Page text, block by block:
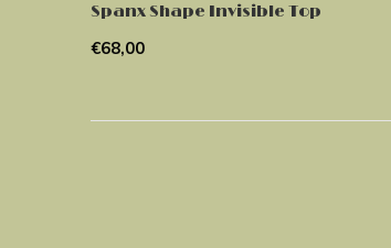
Spanx Shape Invisible Top
€68,00